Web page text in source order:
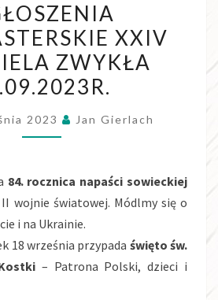
DUSZPASTERSKIE
XXIV
NIEDZIELA
ZWYKŁA
XXIV
ZWYKŁA
2023 Jan Gierlach
84. rocznica napaści sowieckiej
wojnie światowej. Módlmy się o
i na Ukrainie.
18 września przypada święto św.
– Patrona Polski, dzieci i